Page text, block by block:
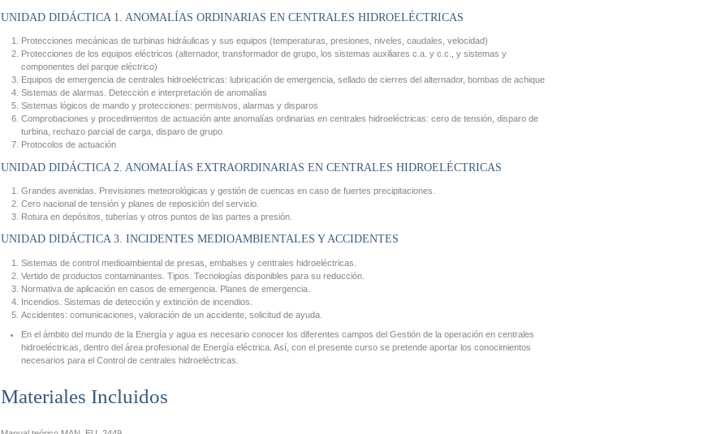
UNIDAD DIDÁCTICA 1. ANOMALÍAS ORDINARIAS EN CENTRALES HIDROELÉCTRICAS
Protecciones mecánicas de turbinas hidráulicas y sus equipos (temperaturas, presiones, niveles, caudales, velocidad)
Protecciones de los equipos eléctricos (alternador, transformador de grupo, los sistemas auxiliares c.a. y c.c., y sistemas y
componentes del parque eléctrico)
Equipos de emergencia de centrales hidroeléctricas: lubricación de emergencia, sellado de cierres del alternador, bombas de achique
Sistemas de alarmas. Detección e interpretación de anomalías
Sistemas lógicos de mando y protecciones: permisivos, alarmas y disparos
Comprobaciones y procedimientos de actuación ante anomalías ordinarias en centrales hidroeléctricas: cero de tensión, disparo de
turbina, rechazo parcial de carga, disparo de grupo
Protocolos de actuación
UNIDAD DIDÁCTICA 2. ANOMALÍAS EXTRAORDINARIAS EN CENTRALES HIDROELÉCTRICAS
Grandes avenidas. Previsiones meteorológicas y gestión de cuencas en caso de fuertes precipitaciones.
Cero nacional de tensión y planes de reposición del servicio.
Rotura en depósitos, tuberías y otros puntos de las partes a presión.
UNIDAD DIDÁCTICA 3. INCIDENTES MEDIOAMBIENTALES Y ACCIDENTES
Sistemas de control medioambiental de presas, embalses y centrales hidroeléctricas.
Vertido de productos contaminantes. Tipos. Tecnologías disponibles para su reducción.
Normativa de aplicación en casos de emergencia. Planes de emergencia.
Incendios. Sistemas de detección y extinción de incendios.
Accidentes: comunicaciones, valoración de un accidente, solicitud de ayuda.
En el ámbito del mundo de la Energía y agua es necesario conocer los diferentes campos del Gestión de la operación en centrales
hidroeléctricas, dentro del área profesional de Energía eléctrica. Así, con el presente curso se pretende aportar los conocimientos
necesarios para el Control de centrales hidroeléctricas.
Materiales Incluidos